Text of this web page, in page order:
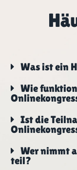
Was ist ein
Wie
Ist die
Wer nimmt
teil?